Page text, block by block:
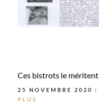
Ces bistrots le méritent
25 NOVEMBRE 2020 :
PLUS